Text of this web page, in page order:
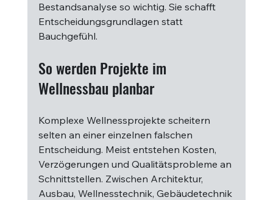
Bestandsanalyse so wichtig. Sie schafft
Entscheidungsgrundlagen statt
Bauchgefühl.
So werden Projekte im
Wellnessbau planbar
Komplexe Wellnessprojekte scheitern
selten an einer einzelnen falschen
Entscheidung. Meist entstehen Kosten,
Verzögerungen und Qualitätsprobleme an
Schnittstellen. Zwischen Architektur,
Ausbau, Wellnesstechnik, Gebäudetechnik